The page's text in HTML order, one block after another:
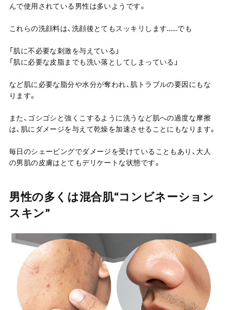
んで使用されている男性は多いようです。
これらの洗顔料は、洗顔後とてもスッキリします……でも
「肌に不必要な刺激を与えている」
「肌に必要な皮脂までも洗い落としてしまっている」
など肌に必要な脂分や水分が奪われ、肌トラブルの要因にもな
ります。
また、ゴシゴシと強くこするように洗うなど肌への過度な摩擦
は、肌にダメージを与えて乾燥を加速させることにもなります。
毎日のシェービングでダメージを受けていることもあり、大人
の男肌の皮膚はとてもデリケートな状態です。
男性の多くは混合肌“コンビネーション
スキン”